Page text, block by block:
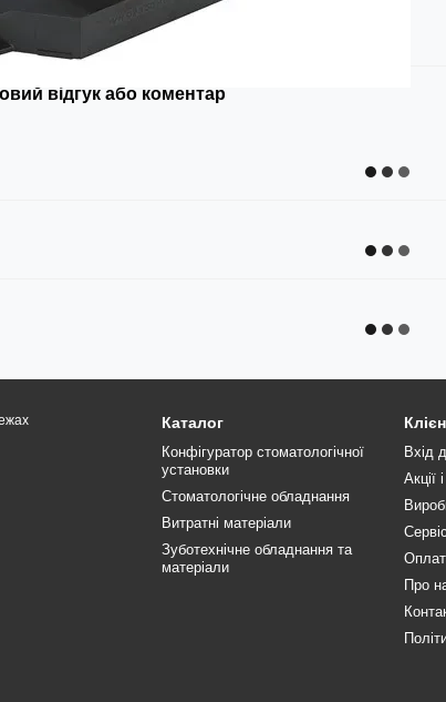
відгук або коментар
Каталог
Конфігуратор стоматологічної
установки
Стоматологічне обладнання
Витратні матеріали
Зуботехнічне обладнання та
матеріали
Вхід
Акції
Про